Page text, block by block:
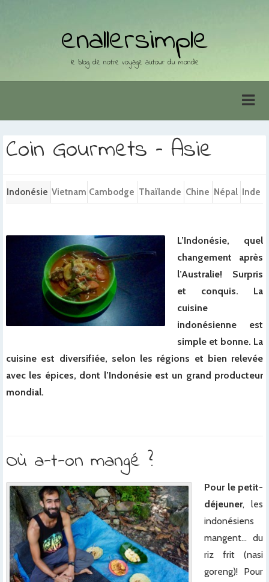
enallersimple
le blog de notre voyage autour du monde
Coin Gourmets – Asie
Indonésie Vietnam Cambodge Thaïlande Chine Népal Inde
L’Indonésie, quel
changement après
l’Australie! Surpris
et conquis. La
cuisine
indonésienne est
simple et bonne. La
cuisine est diversifiée, selon les régions et bien relevée
avec les épices, dont l’Indonésie est un grand producteur
mondial.
Où a-t-on mangé ?
Pour le petit-
déjeuner, les
indonésiens
mangent… du
riz frit (nasi
goreng)! Pour